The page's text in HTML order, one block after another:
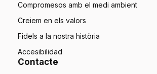
Compromesos amb el medi ambient
Creiem en els valors
Fidels a la nostra història
Accesibilidad
Contacte